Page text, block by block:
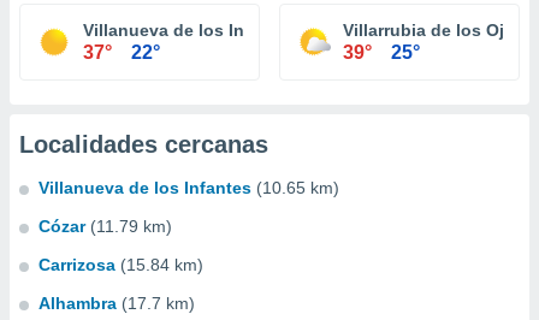
Villanueva de los Infantes
37° 22°
Villarrubia de los Ojos
39° 25°
Localidades cercanas
Villanueva de los Infantes (10.65 km)
Cózar (11.79 km)
Carrizosa (15.84 km)
Alhambra (17.7 km)